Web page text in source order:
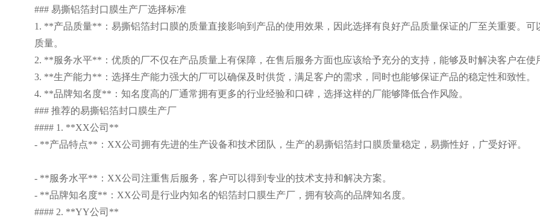
### 易撕铝箔封口膜生产厂选择标准
1. **产品质量**：易撕铝箔封口膜的质量直接影响到产品的使用效果，因此选择有良好产品质量保证的厂至关重要。
质量。
2. **服务水平**：优质的厂不仅在产品质量上有保障，在售后服务方面也应该给予充分的支持，能够及时解决客户在使
3. **生产能力**：选择生产能力强大的厂可以确保及时供货，满足客户的需求，同时也能够保证产品的稳定性和致性。
4. **品牌知名度**：知名度高的厂通常拥有更多的行业经验和口碑，选择这样的厂能够降低合作风险。
### 推荐的易撕铝箔封口膜生产厂
#### 1. **XX公司**
- **产品特点**：XX公司拥有先进的生产设备和技术团队，生产的易撕铝箔封口膜质量稳定，易撕性好，广受好评。
- **服务水平**：XX公司注重售后服务，客户可以得到专业的技术支持和解决方案。
- **品牌知名度**：XX公司是行业内知名的铝箔封口膜生产厂，拥有较高的品牌知名度。
#### 2. **YY公司**